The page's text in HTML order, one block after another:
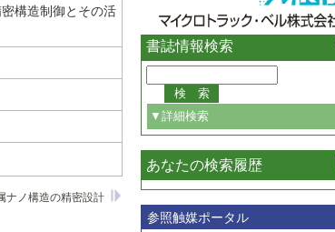
構造制御とその活
ナノ構造の精密設計
書誌情報検索
▼詳細検索
必ず含む
巻・号指定
あなたの検索履歴
参照触媒ポータル